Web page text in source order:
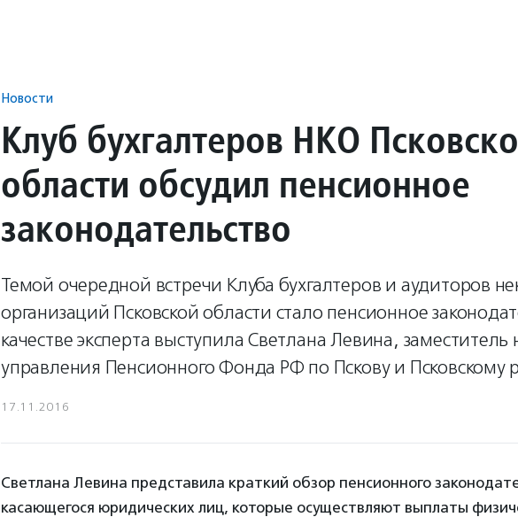
Новости
Клуб бухгалтеров НКО
области обсудил пенсионное
законодательство
Темой очередной встречи Клуба бухгалтеров и аудиторов
организаций Псковской области стало пенсионное
качестве эксперта выступила Светлана Левина, заместитель
управления Пенсионного Фонда РФ по Пскову и Псковскому
17.11.2016
Светлана Левина представила краткий обзор пенсионного
касающегося юридических лиц, которые осуществляют выплаты